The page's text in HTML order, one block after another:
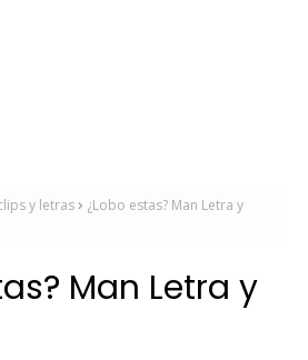
y letras
¿Lobo estas? Man Letra y
Man Letra y